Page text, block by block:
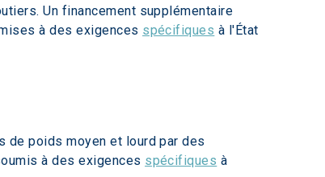
Un financement supplémentaire
à des exigences spécifiques à l'État
de poids moyen et lourd par des
à des exigences spécifiques à